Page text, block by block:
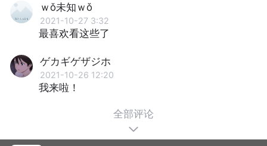
ｗǒ未知ｗǒ
2021-10-27 3:32
最喜欢看这些了
ゲカギゲザジホ
2021-10-26 12:20
我来啦！
全部评论